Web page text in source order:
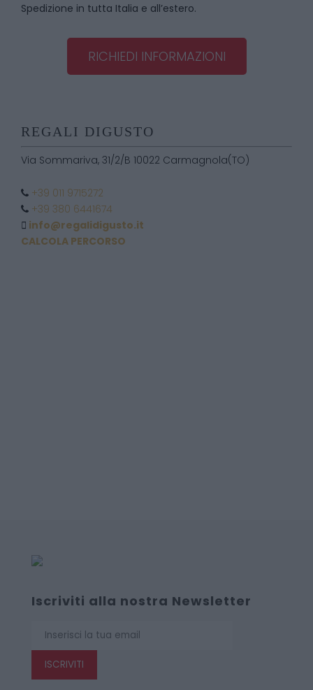
Spedizione in tutta Italia e all’estero.
RICHIEDI INFORMAZIONI
REGALI DIGUSTO
Via Sommariva, 31/2/B 10022 Carmagnola(TO)
+39 011 9715272
+39 380 6441674
info@regalidigusto.it
CALCOLA PERCORSO
Iscriviti alla nostra Newsletter
ISCRIVITI